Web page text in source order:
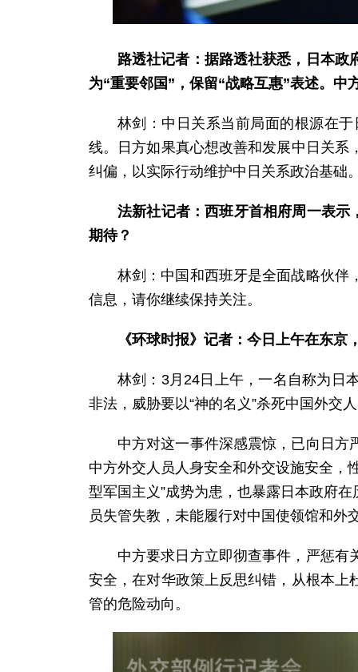
路透社记者：据路透社获悉，日本政
为“重要邻国”，保留“战略互惠”表述。中
林剑：中日关系当前局面的根源在
线。日方如果真心想改善和发展中日关
纠偏，以实际行动维护中日关系政治基础
法新社记者：西班牙首相府周一表
期待？
林剑：中国和西班牙是全面战略伙伴
信息，请你继续保持关注。
《环球时报》记者：今日上午在东
林剑：3月24日上午，一名自称为日
非法，威胁要以“神的名义”杀死中国外交
中方对这一事件深感震惊，已向日方
中方外交人员人身安全和外交设施安全，
型军国主义”成势为患，也暴露日本政府
员失管失教，未能履行对中国使领馆和外
中方要求日方立即彻查事件，严惩有
安全，在对华政策上反思纠错，从根本
管的危险动向。